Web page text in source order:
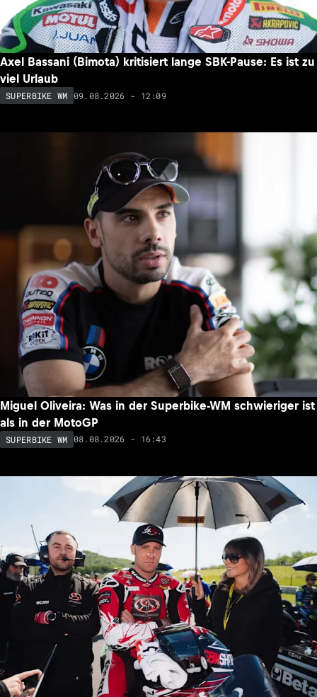
Axel Bassani (Bimota) kritisiert lange SBK-Pause: Es ist zu
viel Urlaub
SUPERBIKE WM 09.08.2026 - 12:09
Miguel Oliveira: Was in der Superbike-WM schwieriger ist
als in der MotoGP
SUPERBIKE WM 08.08.2026 - 16:43